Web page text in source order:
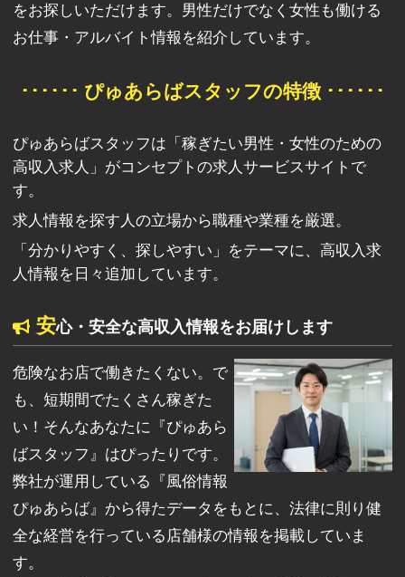
をお探しいただけます。男性だけでなく女性も働ける
お仕事・アルバイト情報を紹介しています。
･･････ ぴゅあらばスタッフの特徴 ･･････
ぴゅあらばスタッフは「稼ぎたい男性・女性のための
高収入求人」がコンセプトの求人サービスサイトで
す。
求人情報を探す人の立場から職種や業種を厳選。
「分かりやすく、探しやすい」をテーマに、高収入求
人情報を日々追加しています。
安心・安全な高収入情報をお届けします
危険なお店で働きたくない。で
も、短期間でたくさん稼ぎた
い！そんなあなたに『ぴゅあら
ばスタッフ』はぴったりです。
弊社が運用している『風俗情報
ぴゅあらば』から得たデータをもとに、法律に則り健
全な経営を行っている店舗様の情報を掲載していま
す。